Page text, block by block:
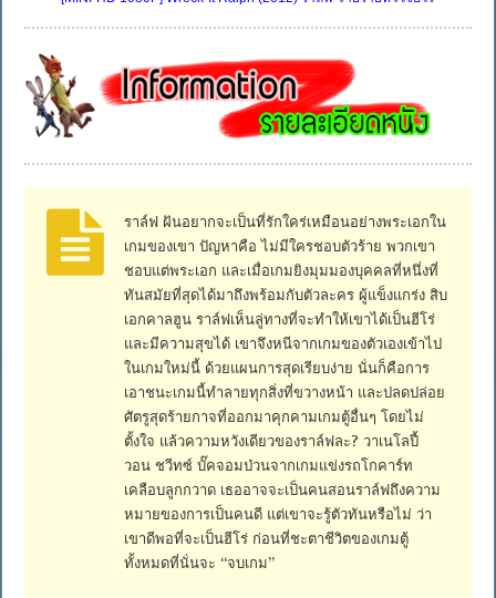
ราล์ฟ ฝันอยากจะเป็นที่รักใคร่เหมือนอย่างพระเอกใน
เกมของเขา ปัญหาคือ ไม่มีใครชอบตัวร้าย พวกเขา
ชอบแต่พระเอก และเมื่อเกมยิงมุมมองบุคคลที่หนึ่งที่
ทันสมัยที่สุดได้มาถึงพร้อมกับตัวละคร ผู้แข็งแกร่ง สิบ
เอกคาลฮูน ราล์ฟเห็นลู่ทางที่จะทำให้เขาได้เป็นฮีโร่
และมีความสุขได้ เขาจึงหนีจากเกมของตัวเองเข้าไป
ในเกมใหม่นี้ ด้วยแผนการสุดเรียบง่าย นั่นก็คือการ
เอาชนะเกมนี้ทำลายทุกสิ่งที่ขวางหน้า และปลดปล่อย
ศัตรูสุดร้ายกาจที่ออกมาคุกคามเกมตู้อื่นๆ โดยไม่
ตั้งใจ แล้วความหวังเดียวของราล์ฟละ? วาเนโลปี้
วอน ชวีทซ์ บั๊คจอมป่วนจากเกมแข่งรถโกคาร์ท
เคลือบลูกกวาด เธออาจจะเป็นคนสอนราล์ฟถึงความ
หมายของการเป็นคนดี แต่เขาจะรู้ตัวทันหรือไม่ ว่า
เขาดีพอที่จะเป็นฮีโร่ ก่อนที่ชะตาชีวิตของเกมตู้
ทั้งหมดที่นั่นจะ “จบเกม”